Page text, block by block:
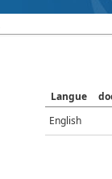
Langue
English